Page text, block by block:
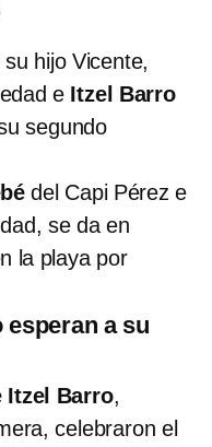
hijo Vicente,
e Itzel Barro
segundo
del Capi Pérez e
se da en
la playa por
esperan a su
Itzel Barro,
celebraron el